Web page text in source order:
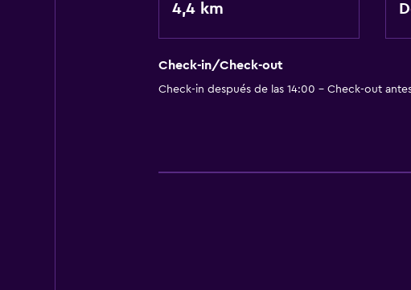
4,4 km
Check-in/Check-out
Check-in después de las 14:00 - Check-out